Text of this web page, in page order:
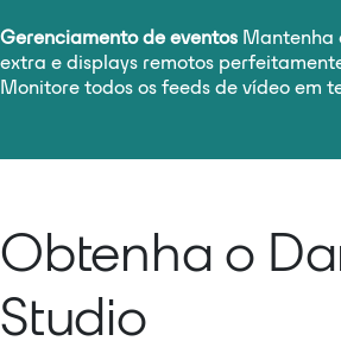
Gerenciamento de eventos Mantenha
extra e displays remotos
Monitore todos os feeds de vídeo em
Obtenha o
Studio